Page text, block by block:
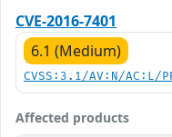
CVE-2016-7401
6.1 (Medium)
CVSS:3.1/AV:N/
Affected products